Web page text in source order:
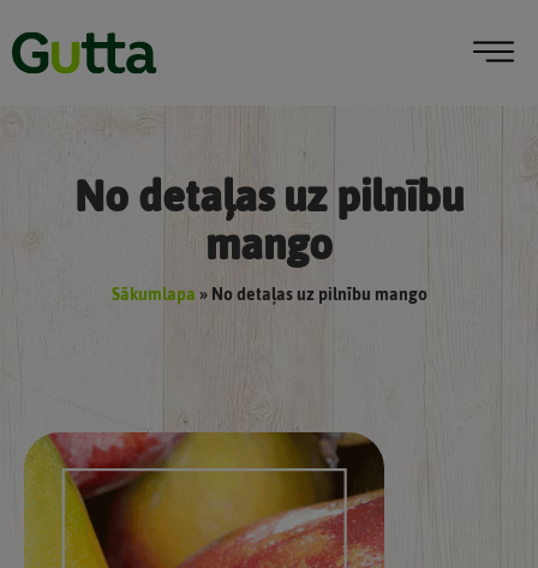
No detaļas uz pilnību
mango
Sākumlapa»No detaļas uz pilnību mango